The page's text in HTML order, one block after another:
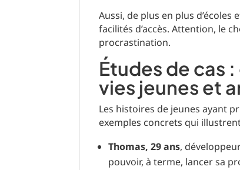
Aussi, de plus en plus
facilités d’accès. Attention, le
procrastination.
Études de cas
vies jeunes et
Les histoires de jeunes ayant
exemples concrets qui
Thomas, 29 ans,
pouvoir, à terme, lancer sa